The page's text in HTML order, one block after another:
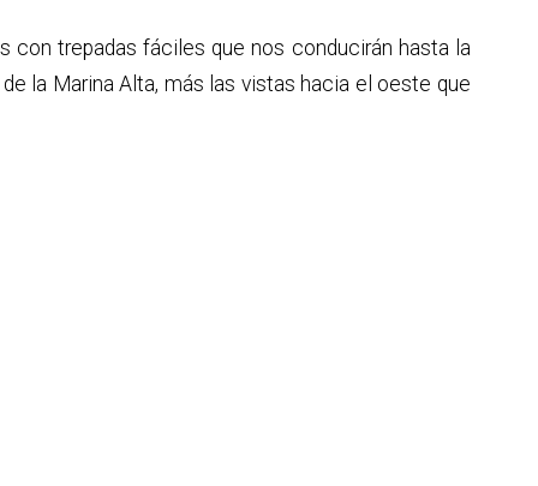
con trepadas fáciles que nos conducirán hasta la
la Marina Alta, más las vistas hacia el oeste que